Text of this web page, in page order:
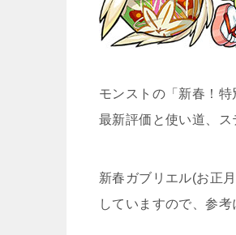
モンストの「新春！
最新評価と使い道、ス
新春ガブリエル(お正
していますので、参考